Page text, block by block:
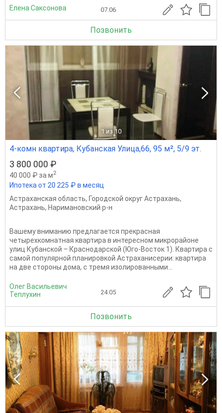
Елена Саксонова 07.06
Позвонить
1 из 10
4-комн квартира, Кубанская Улица,66, 95 м², 5/9 эт.
3 800 000 ₽
40 000 ₽ за м2
Ипотека от 20 225 ₽ в месяц
Астраханская область, Городской округ Астрахань,
Астрахань, Наримановский р-н
Вашему вниманию предлагается прекрасная
четырехкомнатная квартира в интересном микрорайоне
улиц Кубанской – Краснодарской (Юго-Восток 1). Квартира с
самой популярной планировкой Астраханисерии: квартира
на две стороны дома, с тремя изолированными...
Олег Васильевич
Теплухин
24.05
Позвонить